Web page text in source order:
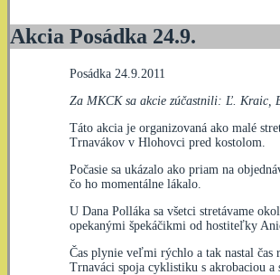
Akcia Posádka 24.9.
Posádka 24.9.2011
Za MKCK sa akcie zúčastnili: Ľ. Kraic,
Táto akcia je organizovaná ako malé
Trnavákov v Hlohovci pred kostolom.
Počasie sa ukázalo ako priam na
čo ho momentálne lákalo.
U Dana Polláka sa všetci stretávame
opekanými špekáčikmi od hostiteľky
Čas plynie veľmi rýchlo a tak nastal čas
Trnaváci spoja cyklistiku s akrobaciou a